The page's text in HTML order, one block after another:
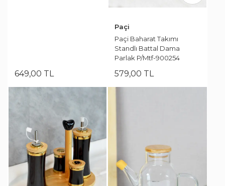
649,00 TL
Paçi
Paçi Baharat Takımı
Standlı Battal Dama
Parlak P/Mtf-900254
579,00 TL